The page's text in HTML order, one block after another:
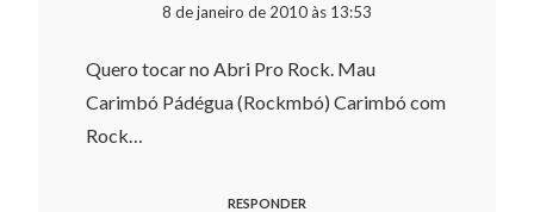
8 de janeiro de 2010 às 13:53
Quero tocar no Abri Pro Rock. Mau
Carimbó Pádégua (Rockmbó) Carimbó com
Rock…
RESPONDER